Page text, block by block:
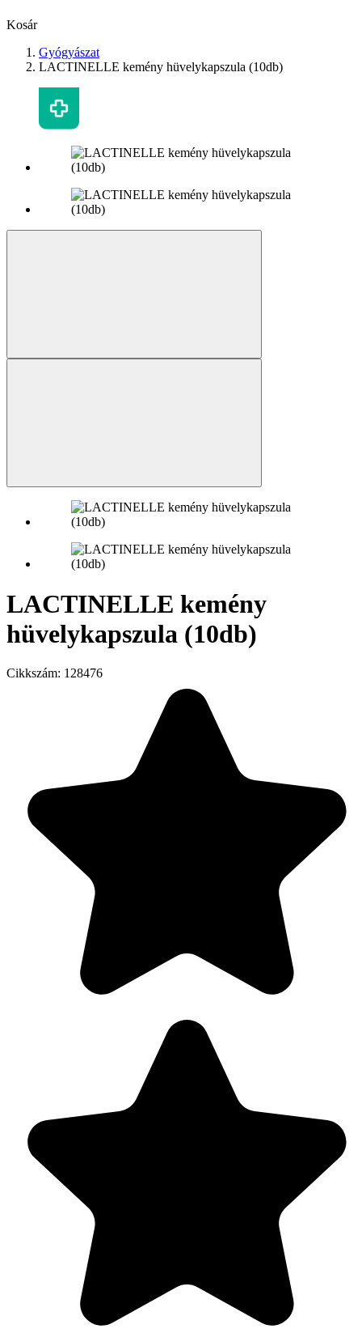
Kosár
Gyógyászat
LACTINELLE kemény hüvelykapszula (10db)
LACTINELLE kemény
hüvelykapszula (10db)
Cikkszám: 128476